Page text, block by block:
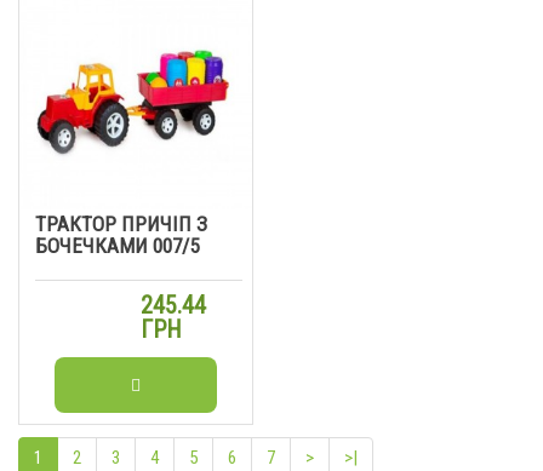
ТРАКТОР ПРИЧІП З
БОЧЕЧКАМИ 007/5
245.44
ГРН
1 2 3 4 5 6 7 >
>|